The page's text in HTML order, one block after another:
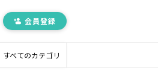
会員登録
すべてのカテゴリ